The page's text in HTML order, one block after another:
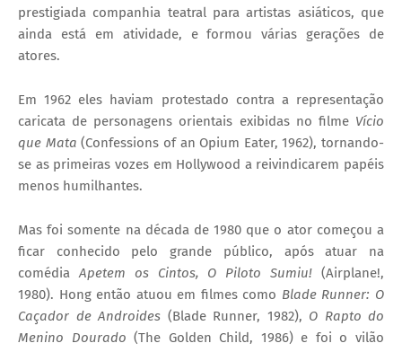
prestigiada companhia teatral para artistas asiáticos, que
ainda está em atividade, e formou várias gerações de
atores.
Em 1962 eles haviam protestado contra a representação
caricata de personagens orientais exibidas no filme Vício
que Mata (Confessions of an Opium Eater, 1962), tornando-
se as primeiras vozes em Hollywood a reivindicarem papéis
menos humilhantes.
Mas foi somente na década de 1980 que o ator começou a
ficar conhecido pelo grande público, após atuar na
comédia Apetem os Cintos, O Piloto Sumiu! (Airplane!,
1980). Hong então atuou em filmes como Blade Runner: O
Caçador de Androides (Blade Runner, 1982), O Rapto do
Menino Dourado (The Golden Child, 1986) e foi o vilão